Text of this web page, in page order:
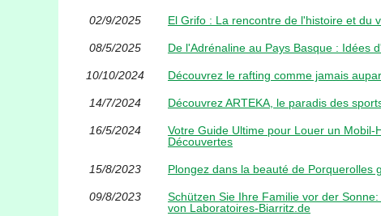
02/9/2025 El Grifo : La rencontre de l'histoire et du
08/5/2025 De l'Adrénaline au Pays Basque : Idées
10/10/2024 Découvrez le rafting comme jamais
14/7/2024 Découvrez ARTEKA, le paradis des
16/5/2024
Votre Guide Ultime pour Louer un
Découvertes
15/8/2023 Plongez dans la beauté de Porquerolles
09/8/2023
Schützen Sie Ihre Familie vor der
von Laboratoires-Biarritz.de